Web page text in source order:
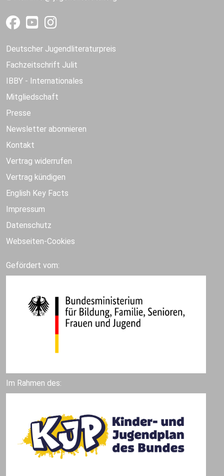
Deutscher Jugendliteraturpreis
Fachzeitschrift Julit
IBBY - Internationales
Mitgliedschaft
Presse
Newsletter abonnieren
Kontakt
Vertrag widerrufen
Vertrag kündigen
English Key Facts
Impressum
Datenschutz
Webseiten-Cookies
Gefördert vom:
Im Rahmen des: